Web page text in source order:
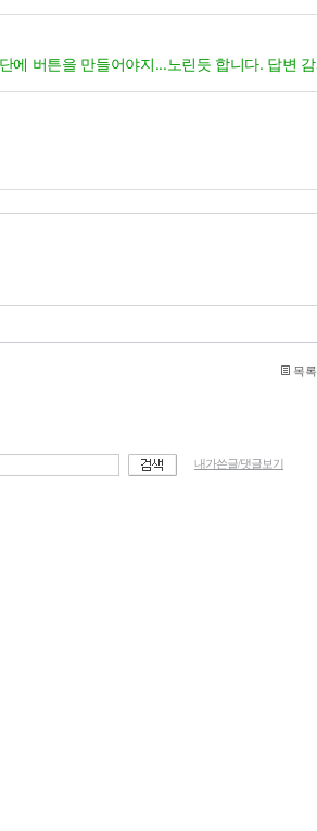
에 버튼을 만들어야지...노린듯 합니다. 답변
목록
내가쓴글/댓글보기